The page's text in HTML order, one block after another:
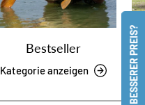
Bestseller
Kategorie anzeigen BESSERER PREIS?